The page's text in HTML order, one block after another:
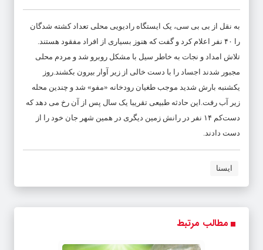
به نقل از بی بی سی، یک ایستگاه رادیویی محلی تعداد کشته شدگان
را ۴۰ نفر اعلام کرد و گفت که هنوز بسیاری از افراد مفقود هستند.
تلاش امداد و نجات به‌ خاطر سیل با مشکل روبرو شد و مردم محلی
مجبور شدند اجساد را با دست خالی از زیر آوار بیرون بکشند.روز
یکشنبه بارش شدید موجب طغیان رودخانه «مفو» شد و چندین محله
زیر آب رفت.این حادثه طبیعی تقریبا یک سال پس از آن رخ می دهد که
دست‌کم ۱۴ نفر در رانش زمین دیگری در همین شهر جان خود را از
دست دادند.
ایسنا
مطالب مرتبط